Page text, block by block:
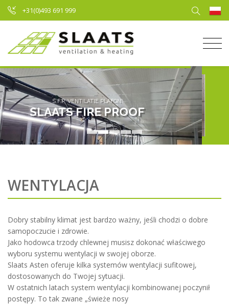
+31(0)493 691 999
WENTYLACJA
Dobry stabilny klimat jest bardzo ważny, jeśli chodzi o dobre
samopoczucie i zdrowie.
Jako hodowca trzody chlewnej musisz dokonać właściwego
wyboru systemu wentylacji w swojej oborze.
Slaats Asten oferuje kilka systemów wentylacji sufitowej,
dostosowanych do Twojej sytuacji.
W ostatnich latach system wentylacji kombinowanej poczynił
postępy. To tak zwane „świeże nosy